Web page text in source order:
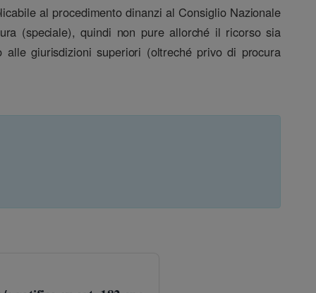
al procedimento dinanzi al Consiglio Nazionale
(speciale), quindi non pure allorché il ricorso sia
giurisdizioni superiori (oltreché privo di procura